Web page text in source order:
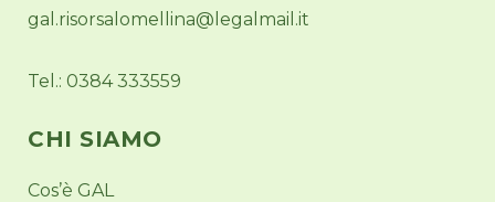
gal.risorsalomellina@legalmail.it
Tel.: 0384 333559
CHI SIAMO
Cos’è GAL